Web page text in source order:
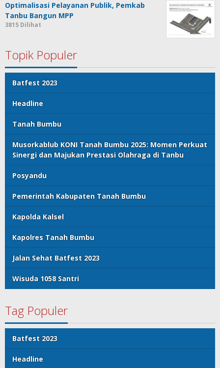
Optimalisasi Pelayanan Publik, Pemkab
Tanbu Bangun MPP
3815 Dilihat
Topik Populer
Batfest 2023
Headline
Tanah Bumbu
Musorkablub KONI Tanah Bumbu 2025: Momen Perkuat
Sinergi dan Majukan Prestasi Olahraga di Tanbu
Posyandu
Pemerintah Kabupaten Tanah Bumbu
Kapolda Kalsel
Kapolres Tanah Bumbu
Jalan Sehat Batfest 2023
Wisuda 1058 Santri
Tag Populer
Batfest 2023
Headline